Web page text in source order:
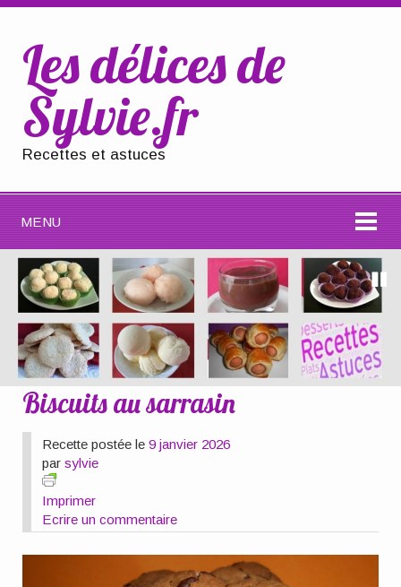
Les délices de
Sylvie.fr
Recettes et astuces
MENU
Biscuits au sarrasin
Recette postée le9 janvier 2026
parsylvie
Imprimer
Ecrire un commentaire